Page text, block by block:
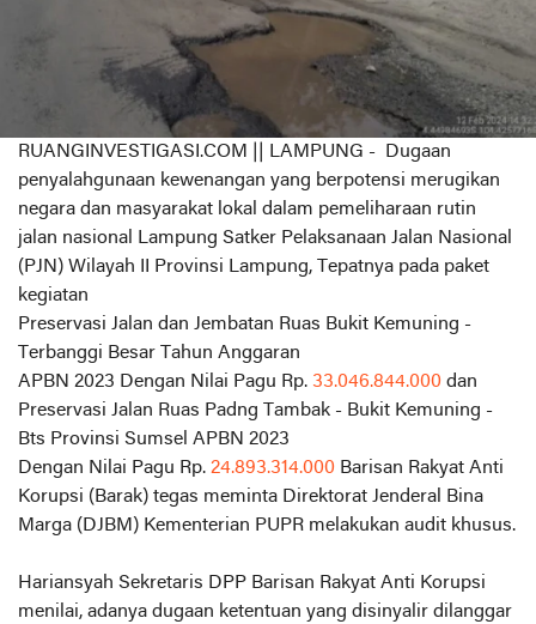
RUANGINVESTIGASI.COM || LAMPUNG - Dugaan
penyalahgunaan kewenangan yang berpotensi merugikan
negara dan masyarakat lokal dalam pemeliharaan rutin
jalan nasional Lampung Satker Pelaksanaan Jalan Nasional
(PJN) Wilayah II Provinsi Lampung, Tepatnya pada paket
kegiatan
Preservasi Jalan dan Jembatan Ruas Bukit Kemuning -
Terbanggi Besar Tahun Anggaran
APBN 2023 Dengan Nilai Pagu Rp. 33.046.844.000 dan
Preservasi Jalan Ruas Padng Tambak - Bukit Kemuning -
Bts Provinsi Sumsel APBN 2023
Dengan Nilai Pagu Rp. 24.893.314.000 Barisan Rakyat Anti
Korupsi (Barak) tegas meminta Direktorat Jenderal Bina
Marga (DJBM) Kementerian PUPR melakukan audit khusus.
Hariansyah Sekretaris DPP Barisan Rakyat Anti Korupsi
menilai, adanya dugaan ketentuan yang disinyalir dilanggar